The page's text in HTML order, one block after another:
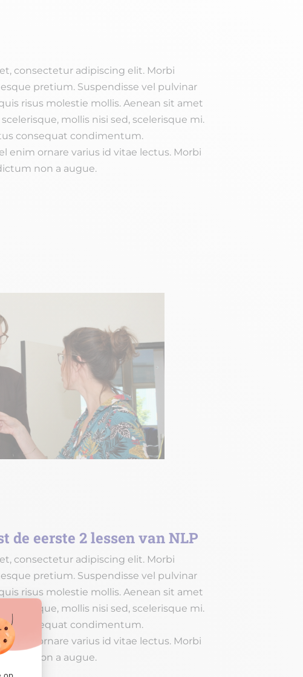
consectetur adipiscing elit. Morbi
pretium. Suspendisse vel pulvinar
risus molestie mollis. Aenean sit amet
mollis nisi sed, scelerisque mi.
consequat condimentum.
enim ornare varius id vitae lectus. Morbi
non a augue.
de eerste 2 lessen van NLP
consectetur adipiscing elit. Morbi
pretium. Suspendisse vel pulvinar
risus molestie mollis. Aenean sit amet
mollis nisi sed, scelerisque mi.
consequat condimentum.
enim ornare varius id vitae lectus. Morbi
non a augue.